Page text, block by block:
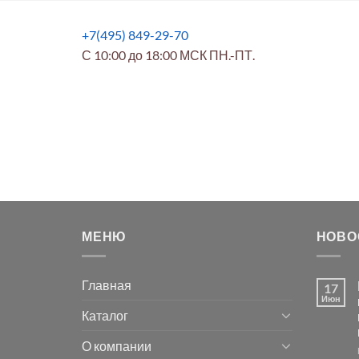
+7(495) 849-29-70
С 10:00 до 18:00 МСК ПН.-ПТ.
МЕНЮ
Главная
Каталог
О компании
17
Июн